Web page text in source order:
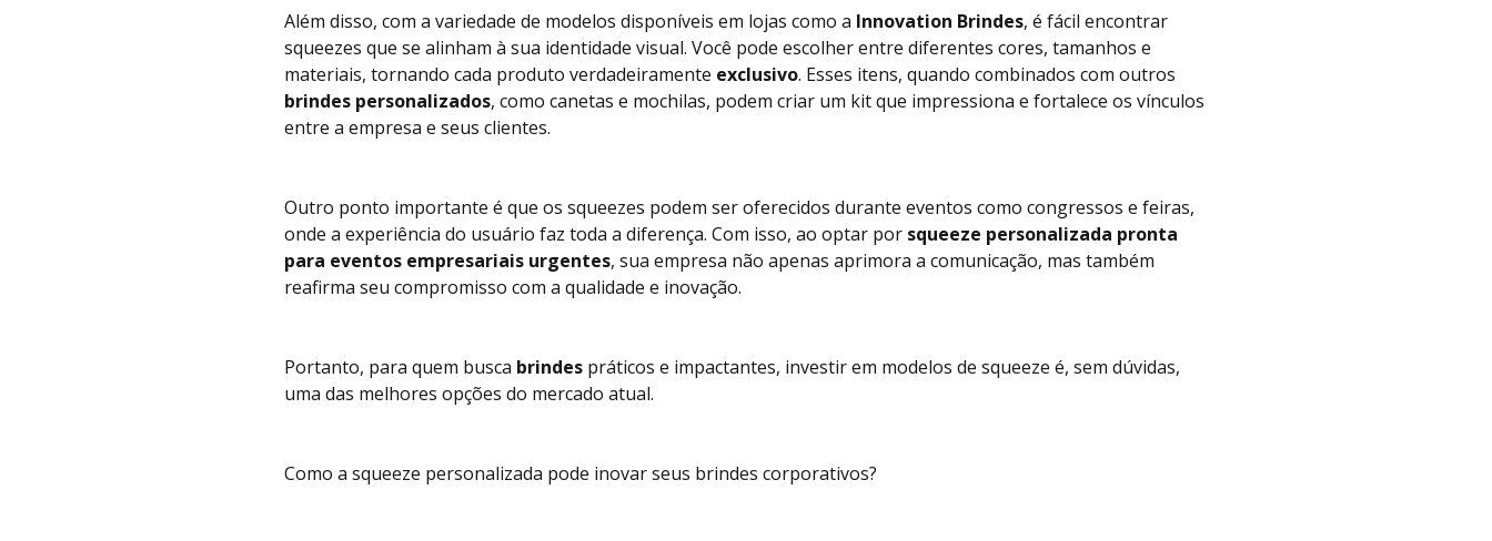
Além disso, com a variedade de modelos disponíveis em lojas como a Innovation Brindes, é fácil encontrar
squeezes que se alinham à sua identidade visual. Você pode escolher entre diferentes cores, tamanhos e
materiais, tornando cada produto verdadeiramente exclusivo. Esses itens, quando combinados com outros
brindes personalizados, como canetas e mochilas, podem criar um kit que impressiona e fortalece os vínculos
entre a empresa e seus clientes.
Outro ponto importante é que os squeezes podem ser oferecidos durante eventos como congressos e feiras,
onde a experiência do usuário faz toda a diferença. Com isso, ao optar por squeeze personalizada pronta
para eventos empresariais urgentes, sua empresa não apenas aprimora a comunicação, mas também
reafirma seu compromisso com a qualidade e inovação.
Portanto, para quem busca brindes práticos e impactantes, investir em modelos de squeeze é, sem dúvidas,
uma das melhores opções do mercado atual.
Como a squeeze personalizada pode inovar seus brindes corporativos?